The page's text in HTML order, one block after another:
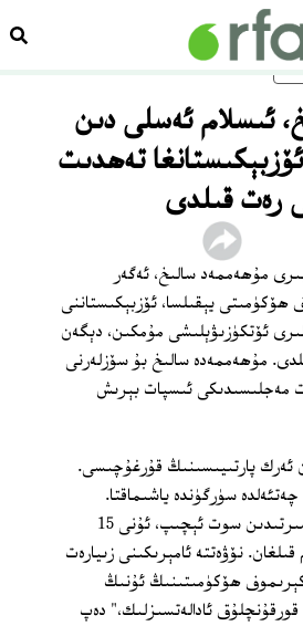
ئىسلام ئەسلى دىن
تەھدىت
رەت قىلدى
مۇھەممەد سالىخ، ئەگەر
ھۆكۈمىتى يېقىلسا، ئۆزبېكىستاننى
ئۆتكۈزىۋېلىشى مۇمكىن، دېگەن
مۇھەممەدە سالىخ بۇ سۆزلەرنى
مەجلىسىدىكى ئىسپات بېرىش
ئەرك پارتىيىسىنىڭ قۇرغۇچىسى.
بېرى چەتئەلدە سۈرگۈندە ياشىماقتا.
كېرىموف ھۆكۈمىتى ئۇنىڭ سىرتىدىن سوت ئېچىپ، ئۇنى 15
نۆۋەتتە ئامېرىكىنى زىيارەت
كېرىموف ھۆكۈمىتىنىڭ ئۇنىڭ
ئادالەتسىزلىك،" دەپ